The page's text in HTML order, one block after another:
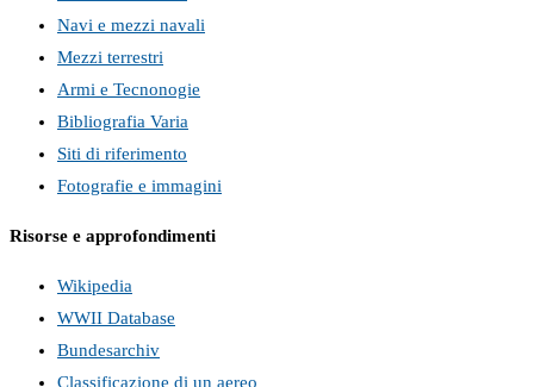
Navi e mezzi navali
Mezzi terrestri
Armi e Tecnonogie
Bibliografia Varia
Siti di riferimento
Fotografie e immagini
Risorse e approfondimenti
Wikipedia
WWII Database
Bundesarchiv
Classificazione di un aereo